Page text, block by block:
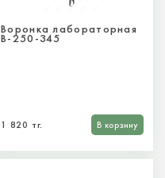
Воронка лабораторная
В-250-345
1 820 тг. В корзину